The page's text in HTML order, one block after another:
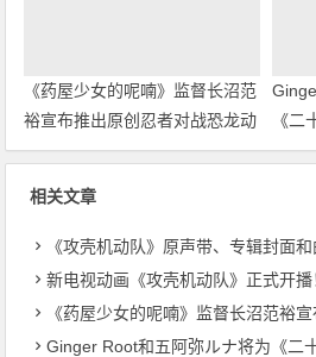
《药屋少女的呢喃》监督长沼范
裕宣布推出原创忍者对战恐龙动
画！
《二
曲
相关文章
《攻壳机动队》原声带、专辑封面和
新电视动画《攻壳机动队》正式开播
《药屋少女的呢喃》监督长沼范裕宣布推
Ginger Root和五阿弥ルナ将为《二十世